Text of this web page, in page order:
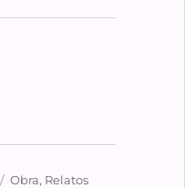
Categorías
Obra, Relatos